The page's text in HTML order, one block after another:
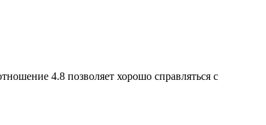
4.8 позволяет хорошо справляться с